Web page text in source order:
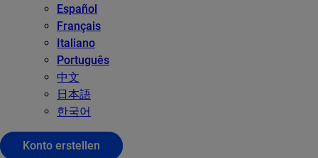
Español
Français
Italiano
Português
中文
日本語
한국어
Konto erstellen